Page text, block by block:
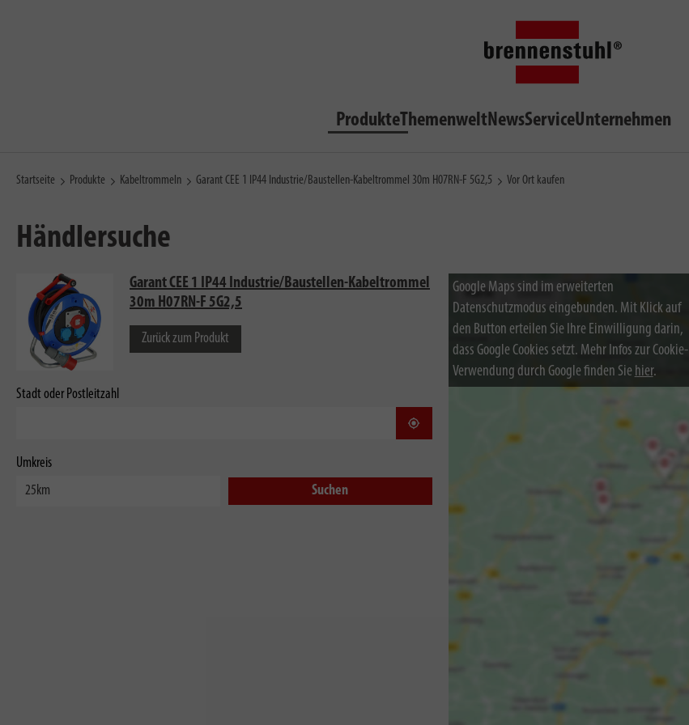
ProdukteThemenweltNewsServiceUnternehmen
Startseite Produkte Kabeltrommeln Garant CEE 1 IP44 Industrie/Baustellen-Kabeltrommel 30m H07RN-F 5G2,5 Vor Ort kaufen
Händlersuche
Garant CEE 1 IP44 Industrie/Baustellen-Kabeltrommel
30m H07RN-F 5G2,5
Zurück zum Produkt
Stadt oder Postleitzahl
Standort bestimmen
Umkreis
Suchen
Google Maps sind im erweiterten
Datenschutzmodus eingebunden. Mit Klick auf
den Button erteilen Sie Ihre Einwilligung darin,
dass Google Cookies setzt. Mehr Infos zur Cookie-
Verwendung durch Google finden Sie hier.